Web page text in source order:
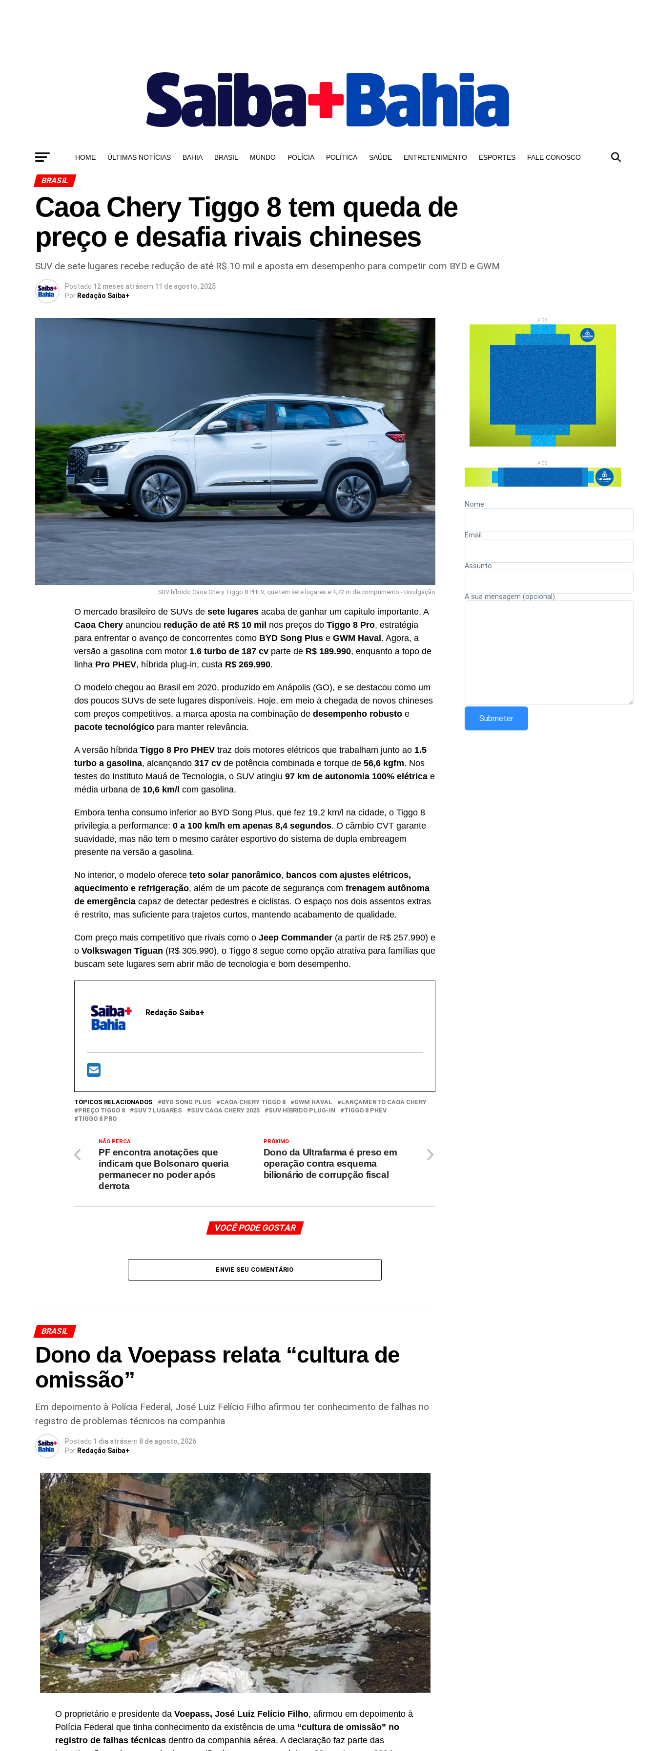
HOME ÚLTIMAS NOTÍCIAS BAHIA BRASIL MUNDO POLÍCIA POLÍTICA SAÚDE ENTRETENIMENTO ESPORTES FALE CONOSCO
BRASIL
Caoa Chery Tiggo 8 tem queda de
preço e desafia rivais chineses
SUV de sete lugares recebe redução de até R$ 10 mil e aposta em desempenho para competir com BYD e GWM
Postado 12 meses atrásem 11 de agosto, 2025
Por Redação Saiba+
SUV híbrido Caoa Chery Tiggo 8 PHEV, que tem sete lugares e 4,72 m de comprimento - Divulgação
O mercado brasileiro de SUVs de sete lugares acaba de ganhar um capítulo importante. A
Caoa Chery anunciou redução de até R$ 10 mil nos preços do Tiggo 8 Pro, estratégia
para enfrentar o avanço de concorrentes como BYD Song Plus e GWM Haval . Agora, a
versão a gasolina com motor 1.6 turbo de 187 cv parte de R$ 189.990, enquanto a topo de
linha Pro PHEV, híbrida plug-in, custa R$ 269.990.
O modelo chegou ao Brasil em 2020, produzido em Anápolis (GO), e se destacou como um
dos poucos SUVs de sete lugares disponíveis. Hoje, em meio à chegada de novos chineses
com preços competitivos, a marca aposta na combinação de desempenho robusto e
pacote tecnológico para manter relevância.
A versão híbrida Tiggo 8 Pro PHEV traz dois motores elétricos que trabalham junto ao 1.5
turbo a gasolina, alcançando 317 cv de potência combinada e torque de 56,6 kgfm. Nos
testes do Instituto Mauá de Tecnologia, o SUV atingiu 97 km de autonomia 100% elétrica e
média urbana de 10,6 km/l com gasolina.
Embora tenha consumo inferior ao BYD Song Plus, que fez 19,2 km/l na cidade, o Tiggo 8
privilegia a performance: 0 a 100 km/h em apenas 8,4 segundos. O câmbio CVT garante
suavidade, mas não tem o mesmo caráter esportivo do sistema de dupla embreagem
presente na versão a gasolina.
No interior, o modelo oferece teto solar panorâmico, bancos com ajustes elétricos,
aquecimento e refrigeração, além de um pacote de segurança com frenagem autônoma
de emergência capaz de detectar pedestres e ciclistas. O espaço nos dois assentos extras
é restrito, mas suficiente para trajetos curtos, mantendo acabamento de qualidade.
Com preço mais competitivo que rivais como o Jeep Commander (a partir de R$ 257.990) e
o Volkswagen Tiguan (R$ 305.990), o Tiggo 8 segue como opção atrativa para famílias que
buscam sete lugares sem abrir mão de tecnologia e bom desempenho.
Redação Saiba+
TÓPICOS RELACIONADOS BYD SONG PLUS CAOA CHERY TIGGO 8 GWM HAVAL
LANÇAMENTO CAOA CHERY
PREÇO TIGGO 8
SUV 7 LUGARES SUV CAOA CHERY 2025 SUV HÍBRIDO PLUG-IN
TIGGO 8 PHEV
TIGGO 8 PRO
PRÓXIMO
Dono da Ultrafarma é preso em
operação contra esquema
bilionário de corrupção fiscal
NÃO PERCA
PF encontra anotações que
indicam que Bolsonaro queria
permanecer no poder após
derrota
VOCÊ PODE GOSTAR
ENVIE SEU COMENTÁRIO
BRASIL
Dono da Voepass relata “cultura de
omissão”
Em depoimento à Polícia Federal, José Luiz Felício Filho afirmou ter conhecimento de falhas no
registro de problemas técnicos na companhia
Postado 1 dia atrásem 8 de agosto, 2026
Por Redação Saiba+
O proprietário e presidente da Voepass, José Luiz Felício Filho, afirmou em depoimento à
Polícia Federal que tinha conhecimento da existência de uma “cultura de omissão” no
registro de falhas técnicas dentro da companhia aérea. A declaração faz parte das
ADS
ADS
Nome
Email
Assunto
A sua mensagem (opcional)